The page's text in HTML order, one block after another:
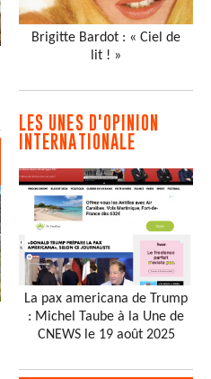
Brigitte Bardot : « Ciel de
lit ! »
LES UNES D'OPINION
INTERNATIONALE
La pax americana de Trump
: Michel Taube à la Une de
CNEWS le 19 août 2025